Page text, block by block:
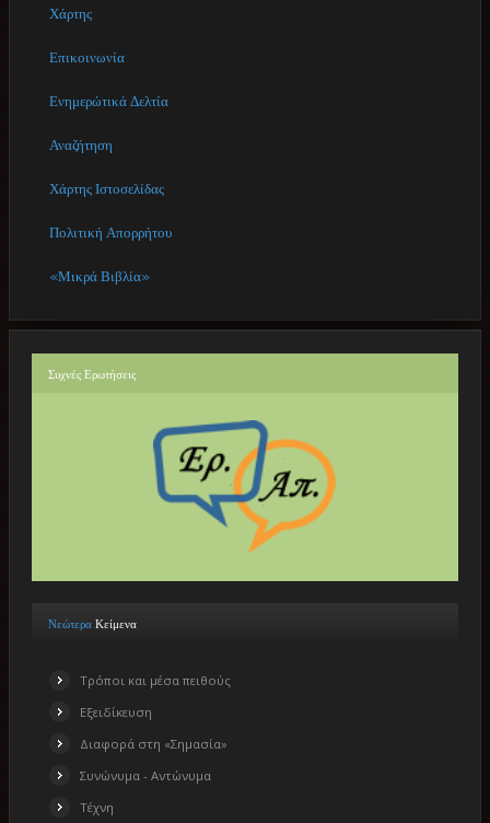
Χάρτης
Επικοινωνία
Ενημερώτικά Δελτία
Αναζήτηση
Χάρτης Ιστοσελίδας
Πολιτική Απορρήτου
«Μικρά Βιβλία»
Συχνές Ερωτήσεις
Νεώτερα Κείμενα
Τρόποι και μέσα πειθούς
Εξειδίκευση
Διαφορά στη «Σημασία»
Συνώνυμα - Αντώνυμα
Τέχνη